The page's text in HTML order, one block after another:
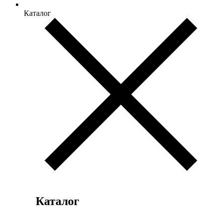
Каталог
Каталог